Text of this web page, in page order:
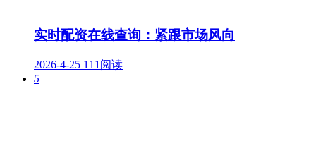
实时配资在线查询：紧跟市场风向
2026-4-25 111阅读
5